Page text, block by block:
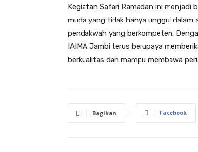
Kegiatan Safari Ramadan ini menjadi
muda yang tidak hanya unggul dalam
pendakwah yang berkompeten.
IAIMA Jambi terus berupaya
berkualitas dan mampu membawa
Bagikan Facebook